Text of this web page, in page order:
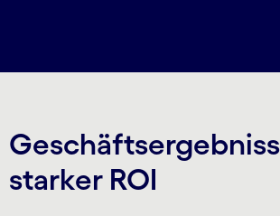
starker ROI